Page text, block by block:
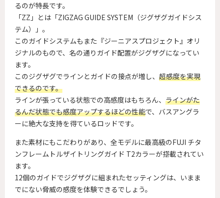
るのが特長です。
「ZZ」とは「ZIGZAG GUIDE SYSTEM（ジグザグガイドシス
テム）」。
このガイドシステムもまた『ジーニアスプロジェクト』オリ
ジナルのもので、名の通りガイド配置がジグザグになってい
ます。
このジグザグでラインとガイドの接点が増し、 超感度を実現
できるのです。
ラインが張っている状態での高感度はもちろん、 ラインがた
るんだ状態でも感度アップするほどの性能で、バスアングラ
ーに絶大な支持を得ているロッドです。
また素材にもこだわりがあり、全モデルに最高級のFUJI チタ
ンフレームトルザイトリングガイド T2カラーが搭載されてい
ます。
12個のガイドでジグザグに組まれたセッティングは、いまま
でにない脅威の感度を体験できるでしょう。